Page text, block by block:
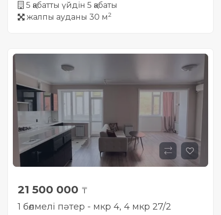
5 қабатты үйдін 5 қабаты
жалпы ауданы 30 м2
21 500 000 ₸
1 бөлмелі пәтер - мкр 4, 4 мкр 27/2